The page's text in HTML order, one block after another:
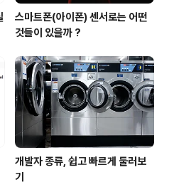
스마트폰(아이폰) 센서로는 어떤
것들이 있을까 ?
개발자 종류, 쉽고 빠르게 둘러보
기